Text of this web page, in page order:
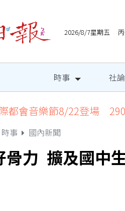
2026/8/7星期五 丙
時事 社論
都會音樂節8/22登場
時事 國內新聞
骨力 擴及國中